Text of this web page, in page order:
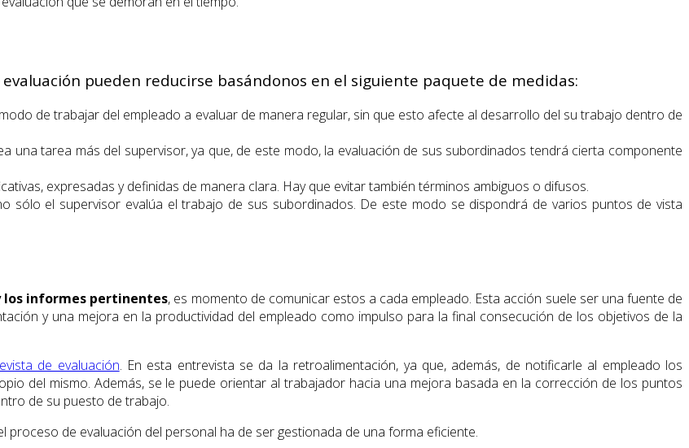
pueden reducirse basándonos en el siguiente paquete de medidas:
de trabajar del empleado a evaluar de manera regular, sin que esto afecte al desarrollo del su trabajo dentro de
una tarea más del supervisor, ya que, de este modo, la evaluación de sus subordinados tendrá cierta componente
expresadas y definidas de manera clara. Hay que evitar también términos ambiguos o difusos.
sólo el supervisor evalúa el trabajo de sus subordinados. De este modo se dispondrá de varios puntos de vista
los informes pertinentes, es momento de comunicar estos a cada empleado. Esta acción suele ser una fuente de
y una mejora en la productividad del empleado como impulso para la final consecución de los objetivos de la
de evaluación. En esta entrevista se da la retroalimentación, ya que, además, de notificarle al empleado los
del mismo. Además, se le puede orientar al trabajador hacia una mejora basada en la corrección de los puntos
de su puesto de trabajo.
proceso de evaluación del personal ha de ser gestionada de una forma eficiente.